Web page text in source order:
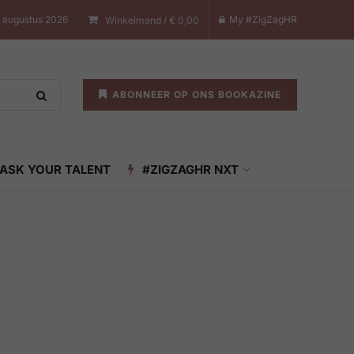
2026 Winkelmand / € 0,00 My #ZigZagHR
ABONNEER OP ONS BOOKAZINE
YOUR TALENT #ZIGZAGHR NXT